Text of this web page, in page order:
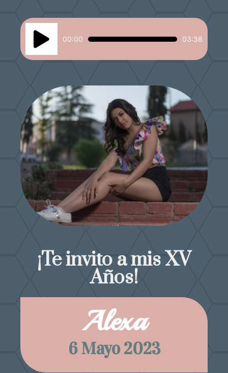
Reproductor
audio
00:00 03:38
¡Te invito a mis XV
Años!
Alexa
6 Mayo 2023